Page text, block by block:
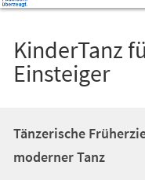
KinderTanz
Einsteiger
Tänzerische
moderner Tanz